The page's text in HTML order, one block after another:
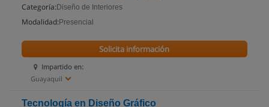
Categoría: Diseño de Interiores
Modalidad: Presencial
Impartido en:
Guayaquil
Solicita información
Tecnología en Diseño Gráfico